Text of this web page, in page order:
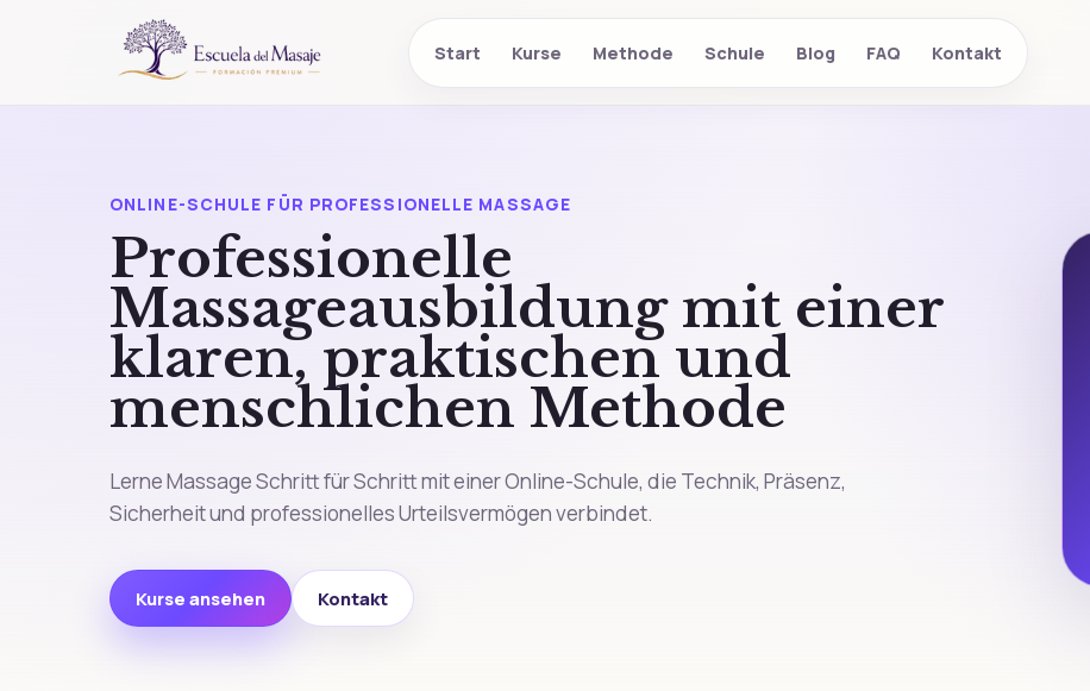
Start Kurse Methode Schule Blog FAQ Kontakt
ONLINE-SCHULE FÜR PROFESSIONELLE MASSAGE
Professionelle
Massageausbildung mit einer
klaren, praktischen und
menschlichen Methode
Lerne Massage Schritt für Schritt mit einer Online-Schule, die Technik, Präsenz,
Sicherheit und professionelles Urteilsvermögen verbindet.
Kurse ansehen Kontakt